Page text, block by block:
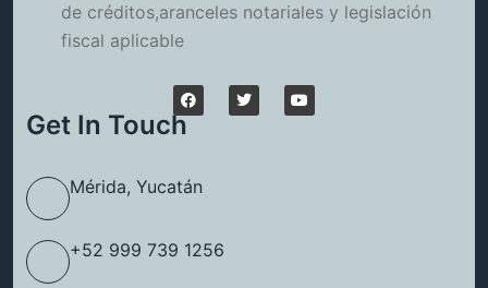
de créditos,aranceles notariales y legislación
fiscal aplicable
Get In Touch
Mérida, Yucatán
+52 999 739 1256